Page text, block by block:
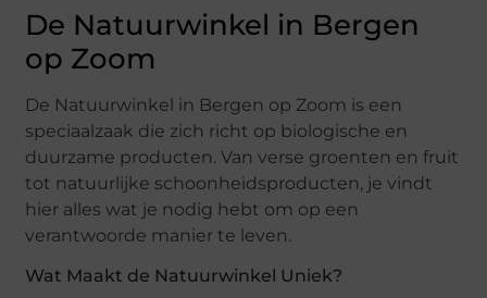
De Natuurwinkel in Bergen
op Zoom
De Natuurwinkel in Bergen op Zoom is een
speciaalzaak die zich richt op biologische en
duurzame producten. Van verse groenten en fruit
tot natuurlijke schoonheidsproducten, je vindt
hier alles wat je nodig hebt om op een
verantwoorde manier te leven.
Wat Maakt de Natuurwinkel Uniek?